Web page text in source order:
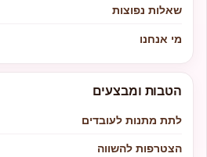
שאלות נפוצות
מי אנחנו
הטבות ומבצעים
לתת מתנות לעובדים
הצטרפות להשווה